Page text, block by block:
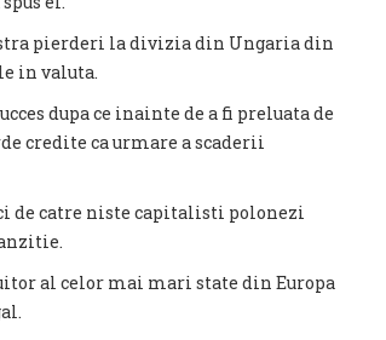
pierderi la divizia din Ungaria din
in valuta.
dupa ce inainte de a fi preluata de
credite ca urmare a scaderii
de catre niste capitalisti polonezi
al celor mai mari state din Europa